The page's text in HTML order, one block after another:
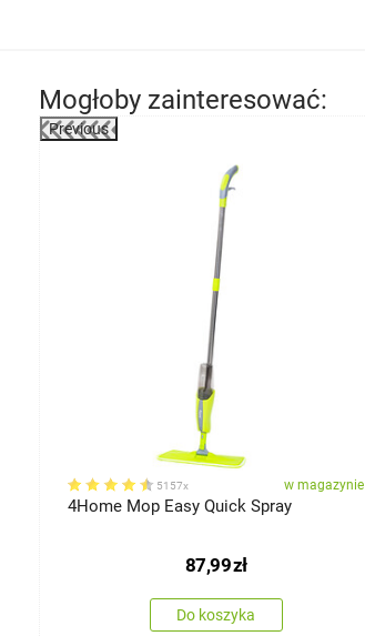
Mogłoby zainteresować:
Previous
5157x w magazynie
4Home Mop Easy Quick Spray
87,99zł
Do koszyka